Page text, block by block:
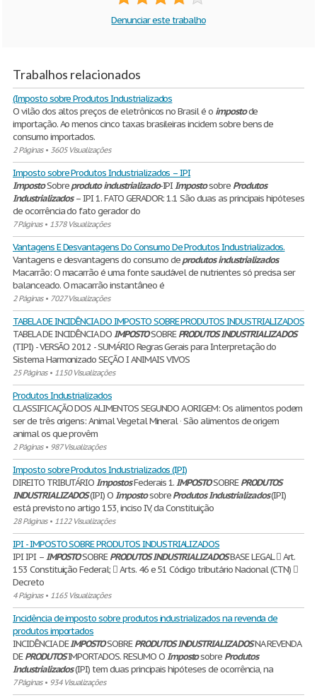
Denunciar este trabalho
Trabalhos relacionados
(Imposto sobre Produtos Industrializados
O vilão dos altos preços de eletrônicos no Brasil é o impostode
importação. Ao menos cinco taxas brasileiras incidem sobre bens de
consumo importados.
2 Páginas• 3605 Visualizações
Imposto sobre Produtos Industrializados – IPI
ImpostoSobreproduto industrializado-IPIImpostosobre Produtos
Industrializados– IPI 1. FATO GERADOR: 1.1 São duas as principais hipóteses
de ocorrência do fato gerador do
7 Páginas• 1378 Visualizações
Vantagens E Desvantagens Do Consumo De Produtos Industrializados.
Vantagens e desvantagens do consumo deprodutos industrializados.
Macarrão: O macarrão é uma fonte saudável de nutrientes só precisa ser
balanceado. O macarrão instantâneo é
2 Páginas• 7027 Visualizações
TABELA DE INCIDÊNCIA DO IMPOSTO SOBRE PRODUTOS INDUSTRIALIZADOS
TABELA DE INCIDÊNCIA DOIMPOSTOSOBREPRODUTOSINDUSTRIALIZADOS
(TIPI) - VERSÃO 2012 - SUMÁRIO Regras Gerais para Interpretação do
Sistema Harmonizado SEÇÃO I ANIMAIS VIVOS
25 Páginas• 1150 Visualizações
Produtos Industrializados
CLASSIFICAÇÃO DOS ALIMENTOS SEGUNDO A ORIGEM: Os alimentos podem
ser de três origens: Animal Vegetal Mineral · São alimentos de origem
animal os que provêm
2 Páginas• 987 Visualizações
Imposto sobre Produtos Industrializados (IPI)
DIREITO TRIBUTÁRIOImpostosFederais 1.IMPOSTOSOBREPRODUTOS
INDUSTRIALIZADOS(IPI) OImpostosobreProdutosIndustrializados(IPI)
está previsto no artigo 153, inciso IV, da Constituição
28 Páginas• 1122 Visualizações
IPI - IMPOSTO SOBRE PRODUTOS INDUSTRIALIZADOS
IPI IPI –IMPOSTOSOBREPRODUTOSINDUSTRIALIZADOSBASE LEGAL  Art.
153 Constituição Federal;  Arts. 46 e 51 Código tributário Nacional (CTN) 
Decreto
4 Páginas• 1165 Visualizações
Incidência de imposto sobre produtos industrializados na revenda de
produtos importados
INCIDÊNCIA DEIMPOSTOSOBREPRODUTOSINDUSTRIALIZADOSNA REVENDA
DEPRODUTOSIMPORTADOS. RESUMO OImpostosobre Produtos
Industrializados(IPI) tem duas principais hipóteses de ocorrência, na
7 Páginas• 934 Visualizações